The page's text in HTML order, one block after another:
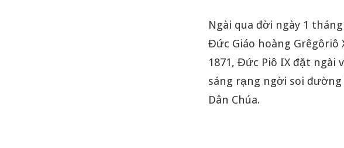
Ngài qua đời ngày 1
Đức Giáo hoàng
1871, Đức Piô IX đặt ngài
sáng rạng ngời soi
Dân Chúa.